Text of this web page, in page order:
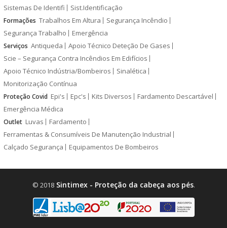
Sistemas De Identifi
Sist.Identificação
Formações Trabalhos Em Altura
Segurança Incêndio
Segurança Trabalho
Emergência
Serviços Antiqueda
Apoio Técnico Deteção De Gases
Scie – Segurança Contra Incêndios Em Edifícios
Apoio Técnico Indústria/Bombeiros
Sinalética
Monitorização Contínua
Proteção Covid Epi's Epc's Kits Diversos
Fardamento Descartável
Emergência Médica
Outlet Luvas
Fardamento
Ferramentas & Consumíveis De Manutenção Industrial
Calçado Segurança
Equipamentos De Bombeiros
© 2018Sintimex - Proteção da cabeça aos pés.